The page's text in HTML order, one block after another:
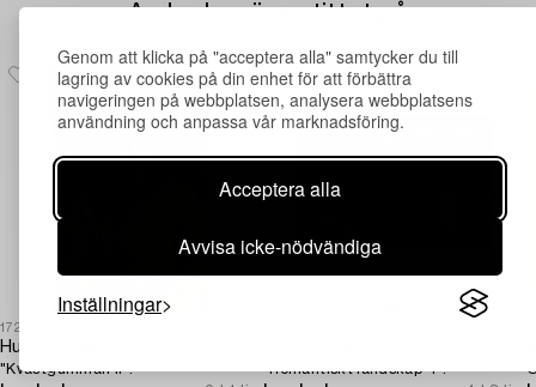
Genom att klicka på "acceptera alla" samtycker du till
lagring av cookies på din enhet för att förbättra
navigeringen på webbplatsen, analysera webbplatsens
användning och anpassa vår marknadsföring.
Acceptera alla
Avvisa icke-nödvändiga
Inställningar
Andra har även tittat på
1729902
Hugo Simberg
"Kvastgumman II".
"Romantiskt landskap 4".